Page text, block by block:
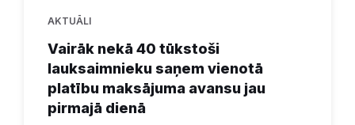
AKTUĀLI
Vairāk nekā 40 tūkstoši
lauksaimnieku saņem vienotā
platību maksājuma avansu jau
pirmajā dienā